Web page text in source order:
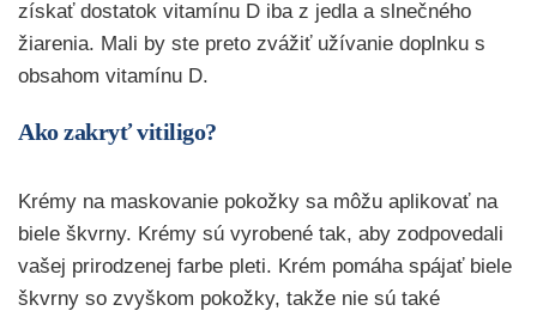
získať dostatok vitamínu D iba z jedla a slnečného
žiarenia. Mali by ste preto zvážiť užívanie doplnku s
obsahom vitamínu D.
Ako zakryť vitiligo?
Krémy na maskovanie pokožky sa môžu aplikovať na
biele škvrny. Krémy sú vyrobené tak, aby zodpovedali
vašej prirodzenej farbe pleti. Krém pomáha spájať biele
škvrny so zvyškom pokožky, takže nie sú také